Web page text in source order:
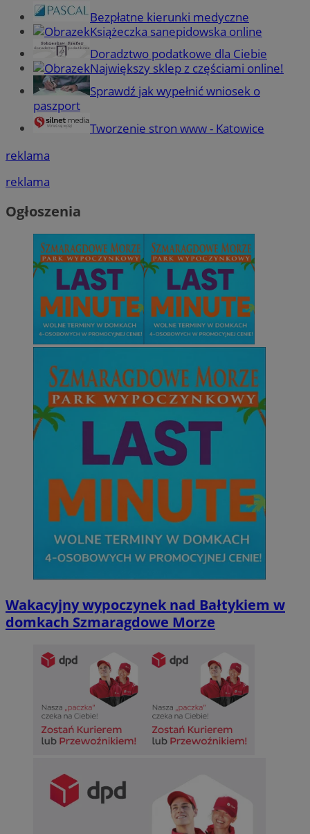
Bezpłatne kierunki medyczne
Książeczka sanepidowska online
Doradztwo podatkowe dla Ciebie
Największy sklep z częściami online!
Sprawdź jak wypełnić wniosek o
paszport
Tworzenie stron www - Katowice
reklama
reklama
Ogłoszenia
Wakacyjny wypoczynek nad Bałtykiem w
domkach Szmaragdowe Morze